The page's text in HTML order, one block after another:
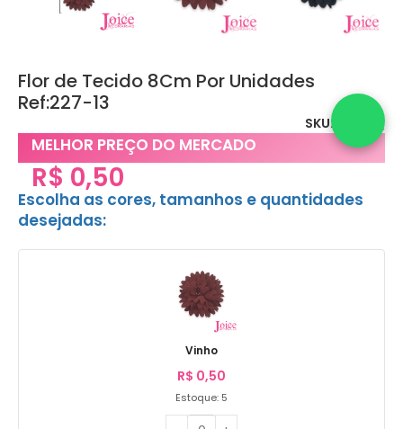
Flor de Tecido 8Cm Por Unidades
Ref:227-13
SKU: 227-13_
MELHOR PREÇO DO MERCADO
R$ 0,50
Escolha as cores, tamanhos e quantidades
desejadas:
Vinho
R$ 0,50
Estoque: 5